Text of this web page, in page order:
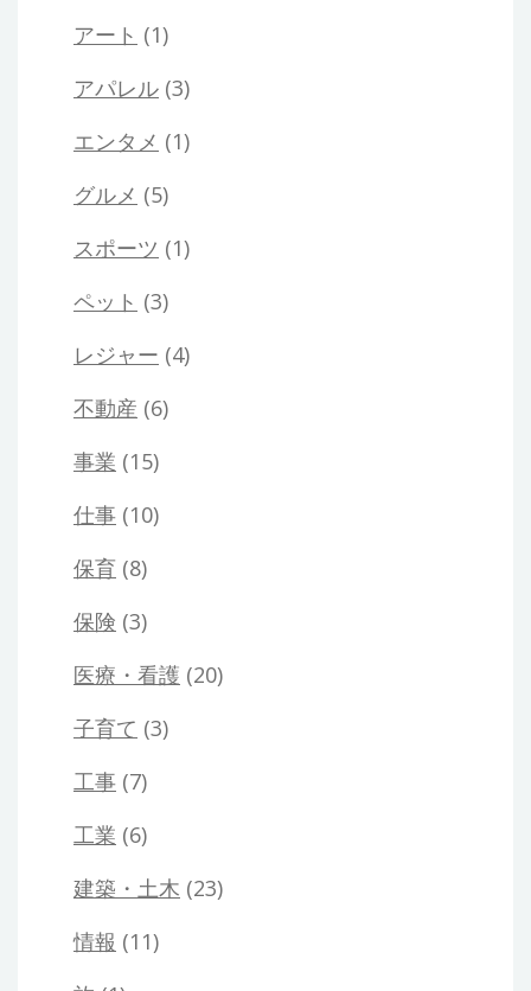
アート (1)
アパレル (3)
エンタメ (1)
グルメ (5)
スポーツ (1)
ペット (3)
レジャー (4)
不動産 (6)
事業 (15)
仕事 (10)
保育 (8)
保険 (3)
医療・看護 (20)
子育て (3)
工事 (7)
工業 (6)
建築・土木 (23)
情報 (11)